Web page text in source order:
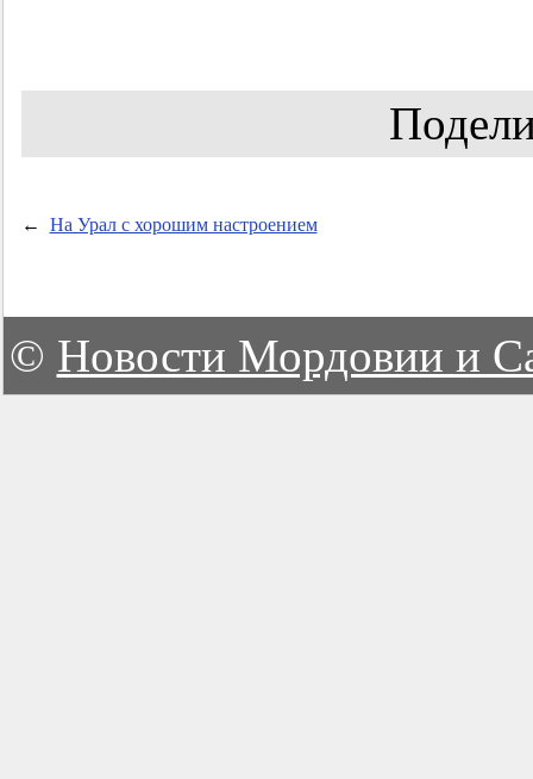
← На Урал с хорошим настроением
© Новости Мордовии и